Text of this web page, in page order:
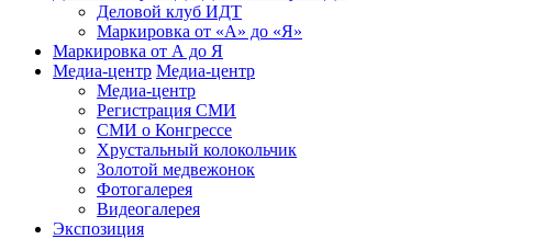
Деловой клуб ИДТ
Маркировка от «А» до «Я»
Маркировка от А до Я
Медиа-центр Медиа-центр
Медиа-центр
Регистрация СМИ
СМИ о Конгрессе
Хрустальный колокольчик
Золотой медвежонок
Фотогалерея
Видеогалерея
Экспозиция